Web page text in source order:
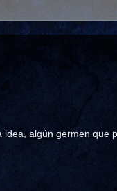
algún germen que